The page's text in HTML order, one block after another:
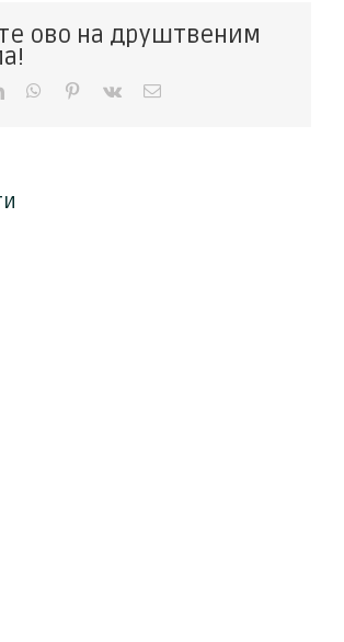
ово на друштвеним
LinkedInWhatsApp
Pinterest
Vk
Е-